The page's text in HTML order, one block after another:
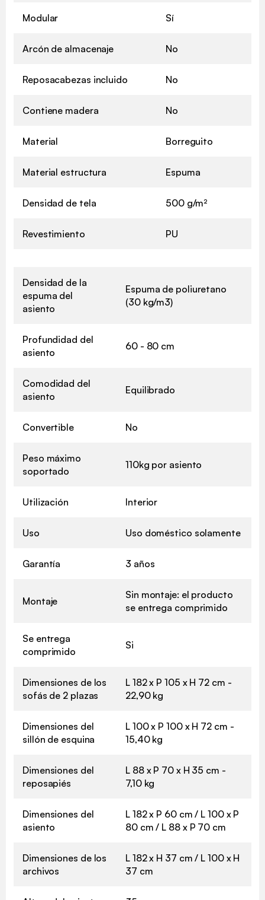
Modular Sí
Arcón de almacenaje No
Reposacabezas incluido No
Contiene madera No
Material Borreguito
Material estructura Espuma
Densidad de tela 500 g/m²
Revestimiento PU
Densidad de la
espuma del
asiento
Espuma de poliuretano
(30 kg/m3)
Profundidad del
asiento
60 - 80 cm
Comodidad del
asiento
Equilibrado
Convertible No
Peso máximo
soportado
110kg por asiento
Utilización Interior
Uso Uso doméstico solamente
Garantía 3 años
Montaje
Sin montaje: el producto
se entrega comprimido
Se entrega
comprimido
Si
Dimensiones de los
sofás de 2 plazas
L 182 x P 105 x H 72 cm -
22,90 kg
Dimensiones del
sillón de esquina
L 100 x P 100 x H 72 cm -
15,40 kg
Dimensiones del
reposapiés
L 88 x P 70 x H 35 cm -
7,10 kg
Dimensiones del
asiento
L 182 x P 60 cm / L 100 x P
80 cm / L 88 x P 70 cm
Dimensiones de los
archivos
L 182 x H 37 cm / L 100 x H
37 cm